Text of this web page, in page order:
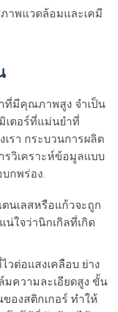
าพแวดล้อมและเคมี
ที่มีคุณภาพสูง จำเป็น
เตอร์ที่แม่นยำที่
รา กระบวนการผลิต
รวิเคราะห์ข้อมูลแบบ
กพร่อง.
นเลสหรือแก้วจะถูก
น่ใจว่านิกเกิลที่เกิด
วต่อแสงเคลือบ ย่าง
มความละเอียดสูง ขั้น
องสติกเกอร์ ทำให้